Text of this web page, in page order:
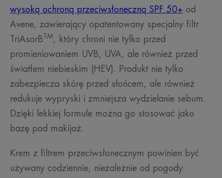
wysoką ochroną przeciwsłoneczną SPF 50+ od
Avene, zawierający opatentowany specjalny filtr
TriAsorB TM, który chroni nie tylko przed
promieniowaniem UVB, UVA, ale również przed
światłem niebieskim (HEV). Produkt nie tylko
zabezpiecza skórę przed słońcem, ale również
redukuje wypryski i zmniejsza wydzielanie sebum.
Dzięki lekkiej formule można go stosować jako
bazę pod makijaż.
Krem z filtrem przeciwsłonecznym powinien być
używany codziennie, niezależnie od pogody.